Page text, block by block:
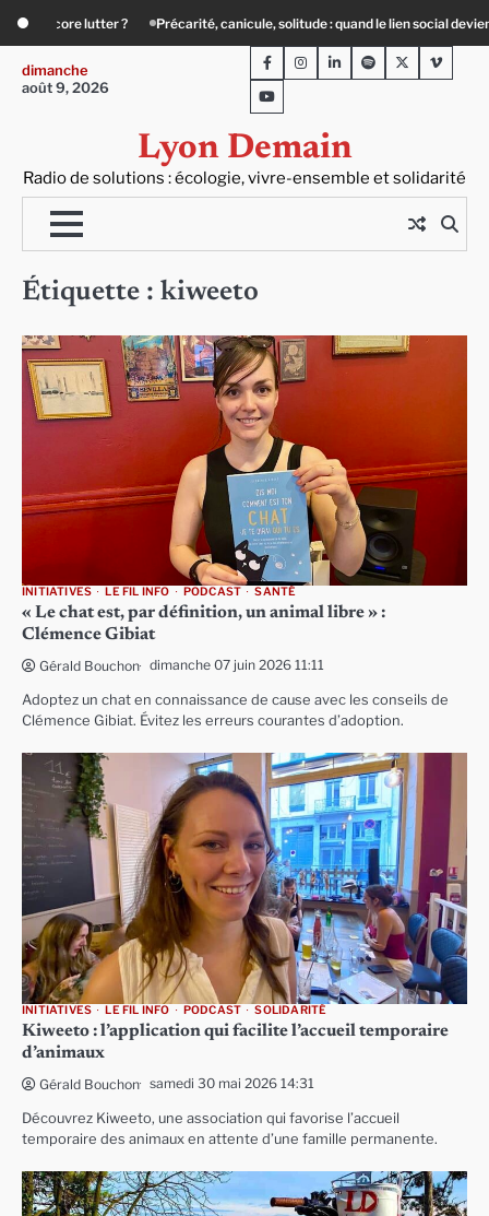
content
canicule, solitude : quand le lien social devient essentiel « Ça chauffe » :
dimanche
août 9, 2026
Lyon Demain
Radio de solutions : écologie, vivre-ensemble et solidarité
FacebookInstagram
LinkedInSpotifyTwitterViméo
Youtube
Étiquette : kiweeto
INITIATIVES LE FIL INFO PODCAST SANTÉ
« Le chat est, par définition, un animal libre » :
Clémence Gibiat
Gérald Bouchon dimanche 07 juin 2026 11:11
Adoptez un chat en connaissance de cause avec les conseils de
Clémence Gibiat. Évitez les erreurs courantes d’adoption.
INITIATIVES LE FIL INFO PODCAST SOLIDARITÉ
Kiweeto : l’application qui facilite l’accueil temporaire
d’animaux
Gérald Bouchon samedi 30 mai 2026 14:31
Découvrez Kiweeto, une association qui favorise l’accueil
temporaire des animaux en attente d’une famille permanente.